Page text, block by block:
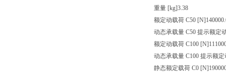
重量 [kg]3.38
额定动载荷 C50 [N]
动态承载量 C50 提示额定
额定动载荷 C100 [N]
动态承载量 C100 提示额定
静态额定载荷 C0 [N]